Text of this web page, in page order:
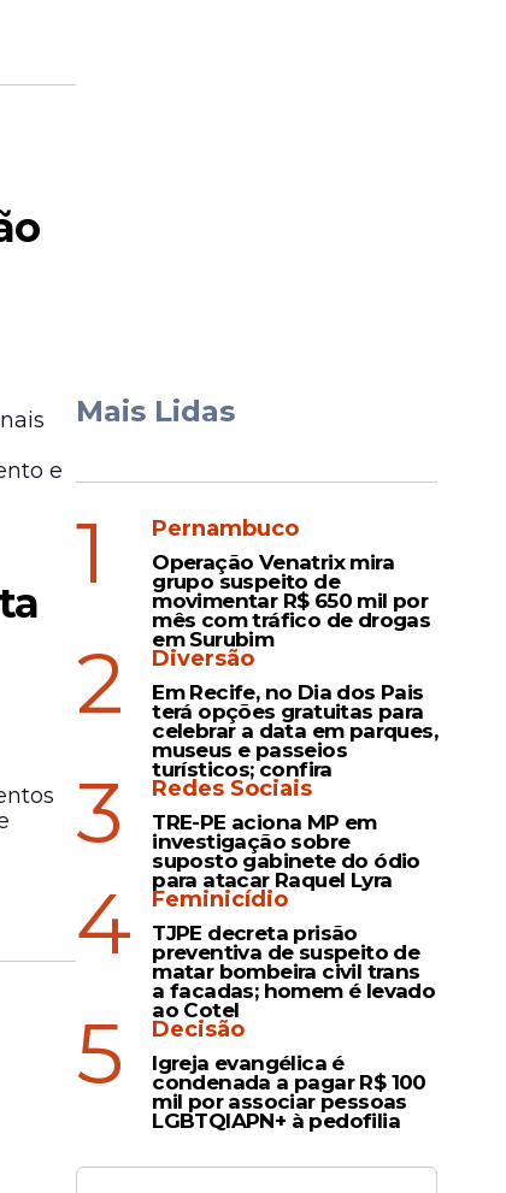
e
Mais Lidas
1 Pernambuco
Operação Venatrix mira
grupo suspeito de
movimentar R$ 650 mil por
mês com tráfico de drogas
em Surubim
2 Diversão
Em Recife, no Dia dos Pais
terá opções gratuitas para
celebrar a data em parques,
museus e passeios
turísticos; confira
3 Redes Sociais
TRE-PE aciona MP em
investigação sobre
suposto gabinete do ódio
para atacar Raquel Lyra
4 Feminicídio
TJPE decreta prisão
preventiva de suspeito de
matar bombeira civil trans
a facadas; homem é levado
ao Cotel
5 Decisão
Igreja evangélica é
condenada a pagar R$ 100
mil por associar pessoas
LGBTQIAPN+ à pedofilia